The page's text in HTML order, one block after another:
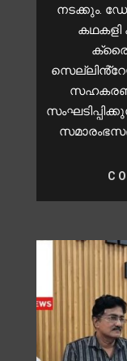
നടക്കും.
കഥകളി